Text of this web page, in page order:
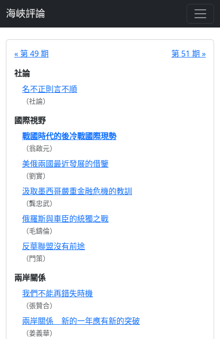
海峽評論
« 第 49 期
第 51 期 »
社論
名不正則言不順
（社論）
國際視野
戰國時代的後冷戰國際現勢
（翁啟元）
美俄兩國最近發展的借鑒
（劉實）
汲取墨西哥嚴重金融危機的教訓
（龔忠武）
俄羅斯與車臣的統獨之戰
（毛鑄倫）
反華聯盟沒有前途
（門策）
兩岸關係
我們不能再錯失時機
（張贊合）
兩岸關係 新的一年應有新的突破
（姜義華）